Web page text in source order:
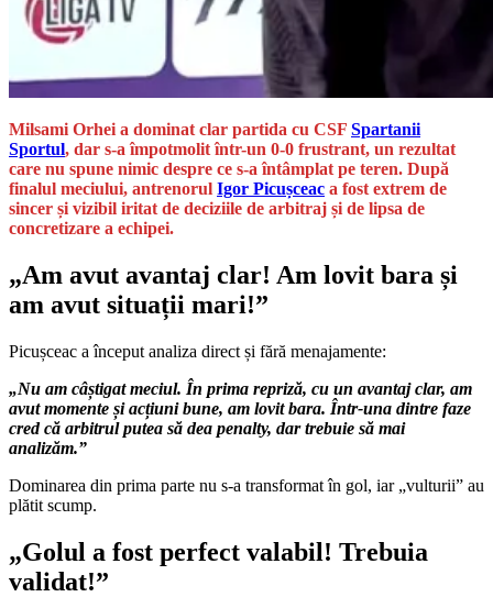
Milsami Orhei a dominat clar partida cu CSF Spartanii
Sportul, dar s-a împotmolit într-un 0-0 frustrant, un rezultat
care nu spune nimic despre ce s-a întâmplat pe teren. După
finalul meciului, antrenorul Igor Picușceac a fost extrem de
sincer și vizibil iritat de deciziile de arbitraj și de lipsa de
concretizare a echipei.
„Am avut avantaj clar! Am lovit bara și
am avut situații mari!”
Picușceac a început analiza direct și fără menajamente:
„Nu am câștigat meciul. În prima repriză, cu un avantaj clar, am
avut momente și acțiuni bune, am lovit bara. Într-una dintre faze
cred că arbitrul putea să dea penalty, dar trebuie să mai
analizăm.”
Dominarea din prima parte nu s-a transformat în gol, iar „vulturii” au
plătit scump.
„Golul a fost perfect valabil! Trebuia
validat!”